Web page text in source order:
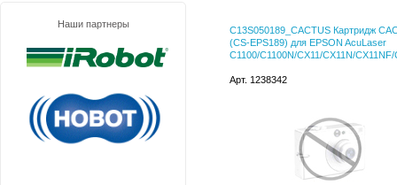
C13S050189_CACTUS Картридж
(CS-EPS189) для EPSON AcuLaser
C1100/C1100N/CX11/CX11N/CX11NF/
Арт. 1238342
Наши партнеры